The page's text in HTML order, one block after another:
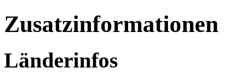
Zusatzinformationen
Länderinfos